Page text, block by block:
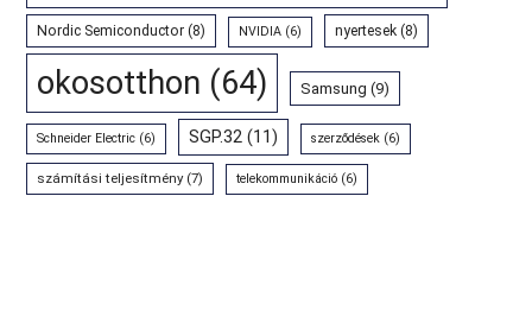
Nordic Semiconductor (8) NVIDIA (6) nyertesek (8)
okosotthon (64) Samsung (9)
Schneider Electric (6) SGP.32 (11) szerződések (6)
számítási teljesítmény(7) telekommunikáció (6)